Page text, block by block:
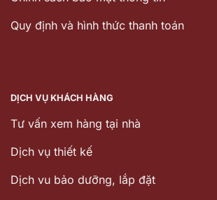
Quy định và hình thức thanh toán
DỊCH VỤ KHÁCH HÀNG
Tư vấn xem hàng tại nhà
Dịch vụ thiết kế
Dịch vu bảo dưỡng, lắp đặt